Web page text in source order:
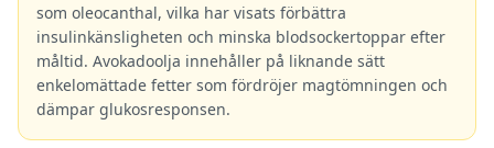
som oleocanthal, vilka har visats förbättra
insulinkänsligheten och minska blodsockertoppar efter
måltid. Avokadoolja innehåller på liknande sätt
enkelomättade fetter som fördröjer magtömningen och
dämpar glukosresponsen.